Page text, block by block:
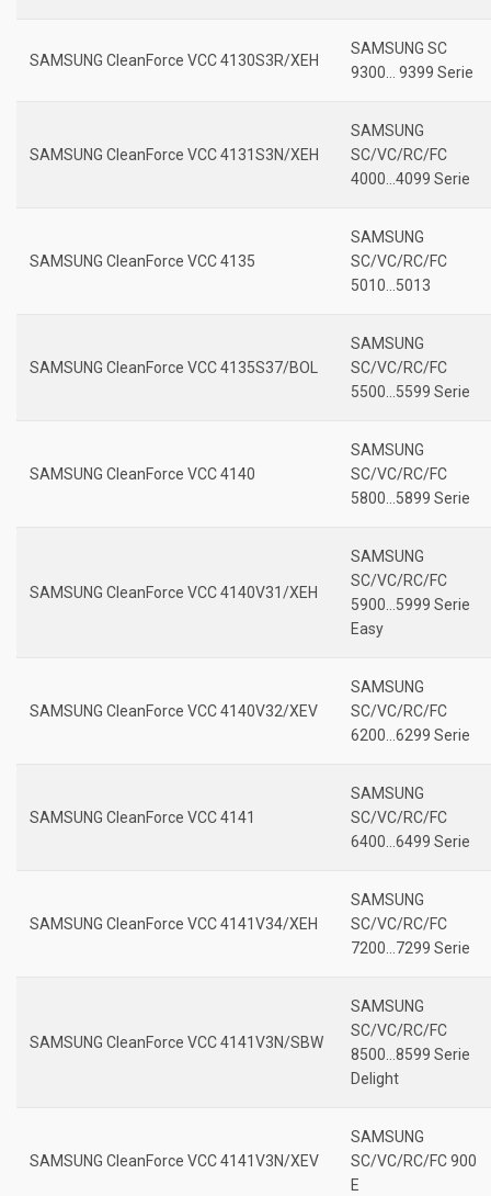
SAMSUNG CleanForce VCC 4130S3R/XEH
SAMSUNG SC
9300… 9399 Serie
SAMSUNG CleanForce VCC 4131S3N/XEH
SAMSUNG
SC/VC/RC/FC
4000…4099 Serie
SAMSUNG CleanForce VCC 4135
SAMSUNG
SC/VC/RC/FC
5010…5013
SAMSUNG CleanForce VCC 4135S37/BOL
SAMSUNG
SC/VC/RC/FC
5500…5599 Serie
SAMSUNG CleanForce VCC 4140
SAMSUNG
SC/VC/RC/FC
5800…5899 Serie
SAMSUNG CleanForce VCC 4140V31/XEH
SAMSUNG
SC/VC/RC/FC
5900…5999 Serie
Easy
SAMSUNG CleanForce VCC 4140V32/XEV
SAMSUNG
SC/VC/RC/FC
6200…6299 Serie
SAMSUNG CleanForce VCC 4141
SAMSUNG
SC/VC/RC/FC
6400…6499 Serie
SAMSUNG CleanForce VCC 4141V34/XEH
SAMSUNG
SC/VC/RC/FC
7200…7299 Serie
SAMSUNG CleanForce VCC 4141V3N/SBW
SAMSUNG
SC/VC/RC/FC
8500…8599 Serie
Delight
SAMSUNG CleanForce VCC 4141V3N/XEV
SAMSUNG
SC/VC/RC/FC 900
E